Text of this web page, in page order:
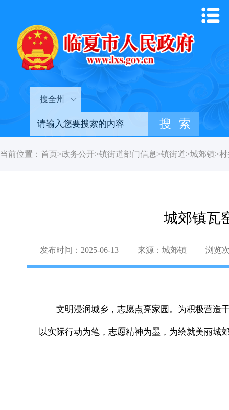
搜全州
当前位置： 首页>政务公开>镇街道部门信息>镇街道>城郊镇>村
城郊镇瓦
发布时间：2025-06-13 来源：城郊镇 浏览
文明浸润城乡，志愿点亮家园。为积极营造
以实际行动为笔，志愿精神为墨，为绘就美丽城